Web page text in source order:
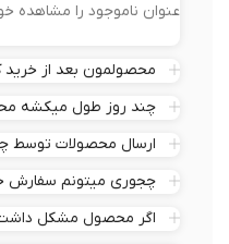
عنوان ناموجود را مشاهده
محصولمون بعد از خرید کی
چند روز طول میکشه
ارسال محصولات توسط چه
چجوری میتونم سفارش خودم
اگر محصول مشکل داشت